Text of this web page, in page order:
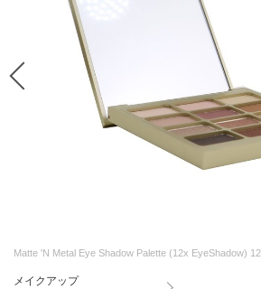
Matte 'N Metal Eye Shadow Palette (12x EyeShadow)
メイクアップ